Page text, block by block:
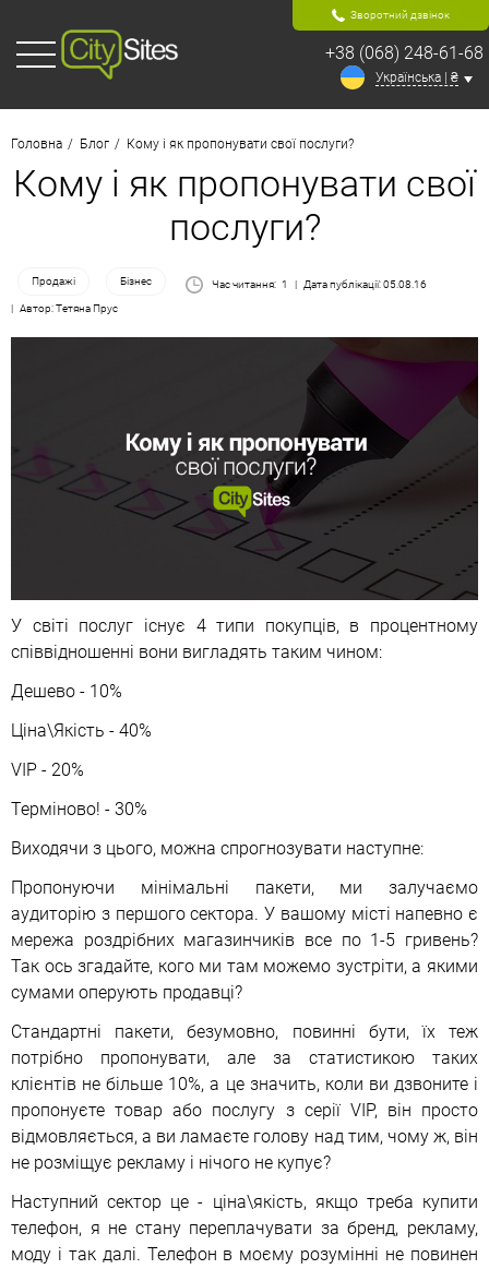
Зворотний дзвінок
+38 (068) 248-61-68
Українська | ₴
Головна Блог Кому і як пропонувати свої послуги?
Кому і як пропонувати свої
послуги?
Продажі Бізнес Час читання: 1
Дата публікації: 05.08.16
Автор: Тетяна Прус
У світі послуг існує 4 типи покупців, в процентному
співвідношенні вони вигладять таким чином:
Дешево - 10%
Ціна\Якість - 40%
VIP - 20%
Терміново! - 30%
Виходячи з цього, можна спрогнозувати наступне:
Пропонуючи мінімальні пакети, ми залучаємо
аудиторію з першого сектора. У вашому місті напевно є
мережа роздрібних магазинчиків все по 1-5 гривень?
Так ось згадайте, кого ми там можемо зустріти, а якими
сумами оперують продавці?
Стандартні пакети, безумовно, повинні бути, їх теж
потрібно пропонувати, але за статистикою таких
клієнтів не більше 10%, а це значить, коли ви дзвоните і
пропонуєте товар або послугу з серії VIP, він просто
відмовляється, а ви ламаєте голову над тим, чому ж, він
не розміщує рекламу і нічого не купує?
Наступний сектор це - ціна\якість, якщо треба купити
телефон, я не стану переплачувати за бренд, рекламу,
моду і так далі. Телефон в моєму розумінні не повинен